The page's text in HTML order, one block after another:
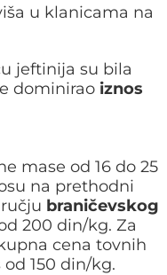
u klanicama na
jeftinija su bila
dominirao iznos
mase od 16 do 25
na prethodni
braničevskog
200 din/kg. Za
cena tovnih
150 din/kg.